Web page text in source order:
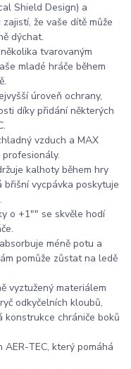
Shield Design) a
že vaše dítě může
dýchat.
tvarovaným
mladé hráče během
úroveň ochrany,
díky přidání některých
vzduch a MAX
profesionály.
kalhoty během hry
břišní vycpávka poskytuje
o +1"" se skvěle hodí
méně potu a
pomůže zůstat na ledě
vyztužený materiálem
odkyčelních kloubů,
konstrukce chrániče boků
TEC, který pomáhá